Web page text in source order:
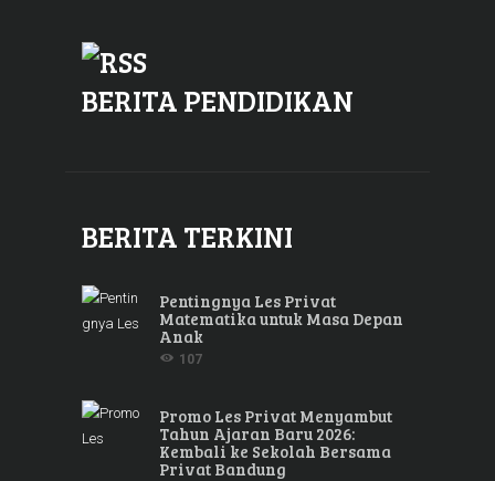
BERITA PENDIDIKAN
BERITA TERKINI
Pentingnya Les Privat
Matematika untuk Masa Depan
Anak
107
Promo Les Privat Menyambut
Tahun Ajaran Baru 2026:
Kembali ke Sekolah Bersama
Privat Bandung